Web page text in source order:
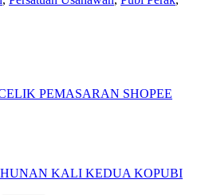
PEMASARAN SHOPEE
KALI KEDUA KOPUBI